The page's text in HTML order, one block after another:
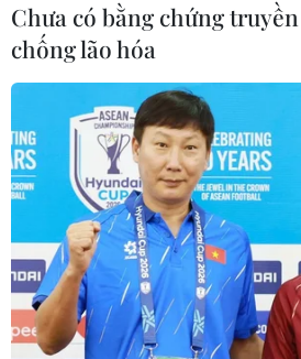
Theo dõi VietnamPlus
NGHỊ QUYẾT 59 - HỘI NHẬP
TÌNH HÌNH MỚI
Ngoại giao kinh tế: Kiến tạo
hành và thúc đẩy tự chủ
Kinh nghiệm Đổi mới của
xây dựng nền kinh tế độc
Chưa có bằng chứng
chống lão hóa